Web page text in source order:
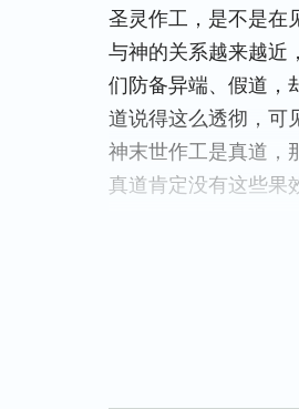
圣灵作工，是不是在
与神的关系越来越近
们防备异端、假道，
道说得这么透彻，可
神末世作工是真道，
真道肯定没有这些果